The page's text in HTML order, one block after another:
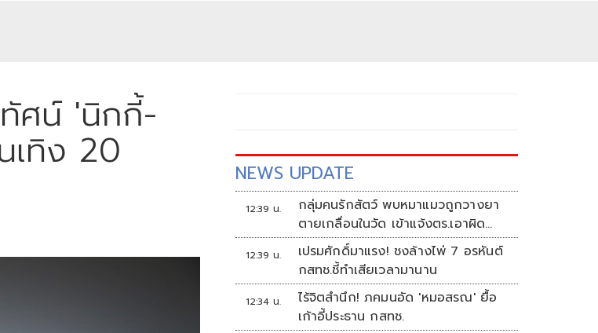
ศน์ 'นิกกี้-
เทิง 20 NEWS UPDATE
12:39 น.
กลุ่มคนรักสัตว์ พบหมาแมวถูกวางยา
ตายเกลื่อนในวัด เข้าแจ้งตร.เอาผิด
ทารุณสัตว์
12:39 น.
เปรมศักดิ์มาแรง! ชงล้างไพ่ 7 อรหันต์
กสทช.ชี้ทำเสียเวลามานาน
12:34 น.
ไร้จิตสำนึก! ภคมนอัด 'หมอสรณ' ยื้อ
เก้าอี้ประธาน กสทช.